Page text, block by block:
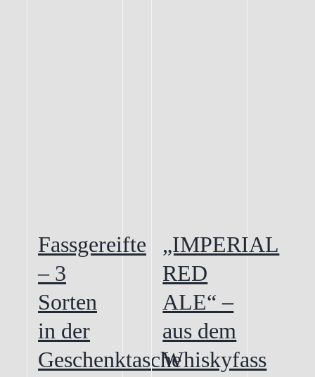
Fassgereifte
– 3
Sorten
in der
Geschenktasche
„IMPERIAL
RED
ALE“ –
aus dem
Whiskyfass